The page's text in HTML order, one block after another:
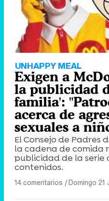
UNHAPPY MEAL
Exigen a
la publicidad
familia':
acerca de
sexuales a
El Consejo de Padres
la cadena de comida
publicidad de la serie
contenidos.
14 comentarios |Domingo 21